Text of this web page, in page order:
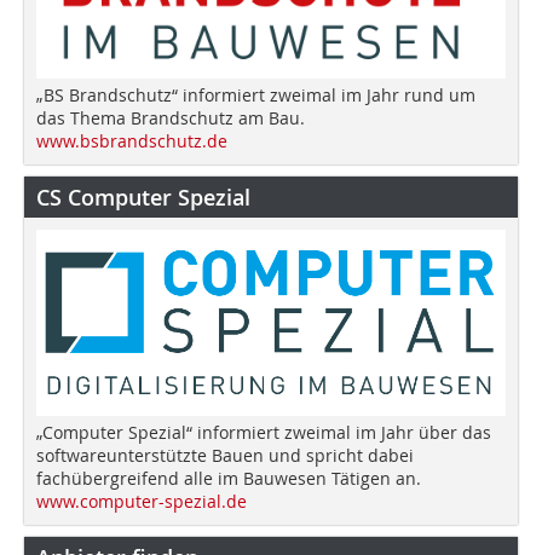
„BS Brandschutz“ informiert zweimal im Jahr rund um
das Thema Brandschutz am Bau.
www.bsbrandschutz.de
CS Computer Spezial
„Computer Spezial“ informiert zweimal im Jahr über das
softwareunterstützte Bauen und spricht dabei
fachübergreifend alle im Bauwesen Tätigen an.
www.computer-spezial.de